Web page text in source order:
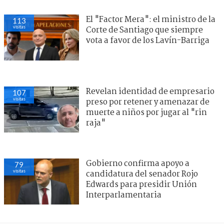
113
visitas
El "Factor Mera": el ministro de la
Corte de Santiago que siempre
vota a favor de los Lavín-Barriga
107
visitas
Revelan identidad de empresario
preso por retener y amenazar de
muerte a niños por jugar al "rin
raja"
79
visitas
Gobierno confirma apoyo a
candidatura del senador Rojo
Edwards para presidir Unión
Interparlamentaria